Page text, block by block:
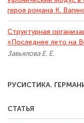
героя романа К.
Структурная
«Последнее лето на
Завьялова Е. Е.
РУСИСТИКА.
СТАТЬЯ